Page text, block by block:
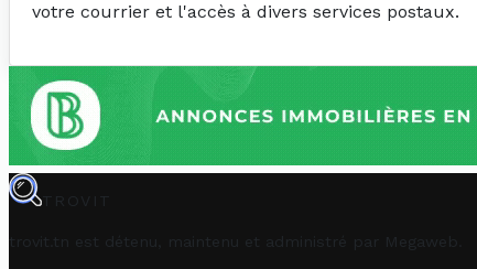
votre courrier et l'accès à divers services postaux.
TROVIT
trovit.tn est détenu, maintenu et administré par Megaweb